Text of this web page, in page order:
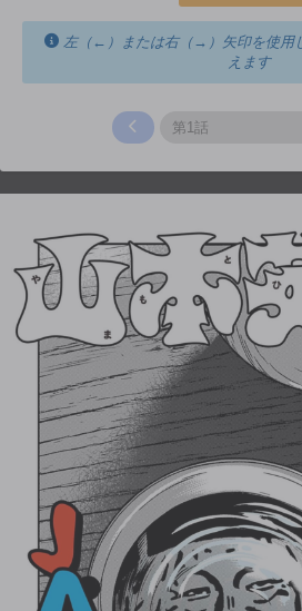
左（←）または右（→）矢印を使用
えます